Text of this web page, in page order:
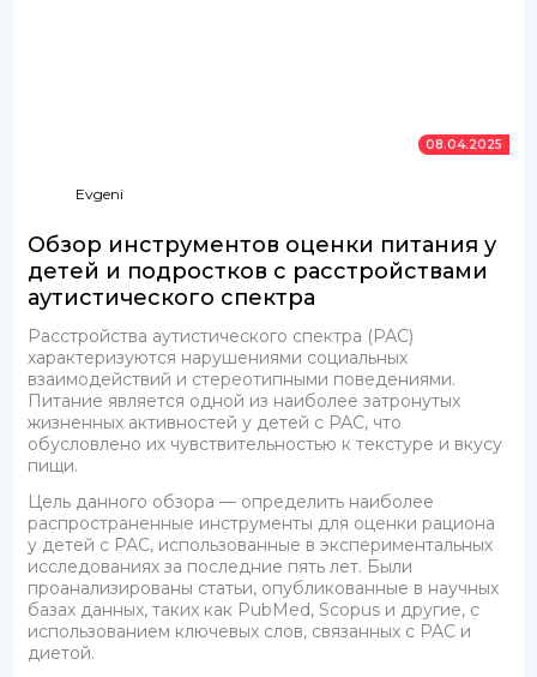
08.04.2025
Evgeni
Обзор инструментов оценки питания у
детей и подростков с расстройствами
аутистического спектра
Расстройства аутистического спектра (РАС)
характеризуются нарушениями социальных
взаимодействий и стереотипными поведениями.
Питание является одной из наиболее затронутых
жизненных активностей у детей с РАС, что
обусловлено их чувствительностью к текстуре и вкусу
пищи.
Цель данного обзора — определить наиболее
распространенные инструменты для оценки рациона
у детей с РАС, использованные в экспериментальных
исследованиях за последние пять лет. Были
проанализированы статьи, опубликованные в научных
базах данных, таких как PubMed, Scopus и другие, с
использованием ключевых слов, связанных с РАС и
диетой.